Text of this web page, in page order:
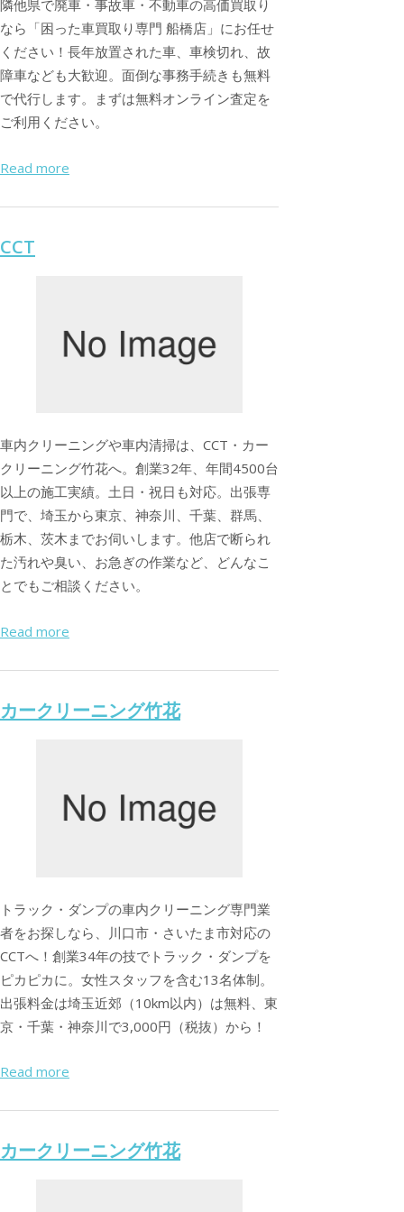
隣他県で廃車・事故車・不動車の高価買取り
なら「困った車買取り専門 船橋店」にお任せ
ください！長年放置された車、車検切れ、故
障車なども大歓迎。面倒な事務手続きも無料
で代行します。まずは無料オンライン査定を
ご利用ください。
Read more
CCT
車内クリーニングや車内清掃は、CCT・カー
クリーニング竹花へ。創業32年、年間4500台
以上の施工実績。土日・祝日も対応。出張専
門で、埼玉から東京、神奈川、千葉、群馬、
栃木、茨木までお伺いします。他店で断られ
た汚れや臭い、お急ぎの作業など、どんなこ
とでもご相談ください。
Read more
カークリーニング竹花
トラック・ダンプの車内クリーニング専門業
者をお探しなら、川口市・さいたま市対応の
CCTへ！創業34年の技でトラック・ダンプを
ピカピカに。女性スタッフを含む13名体制。
出張料金は埼玉近郊（10km以内）は無料、東
京・千葉・神奈川で3,000円（税抜）から！
Read more
カークリーニング竹花